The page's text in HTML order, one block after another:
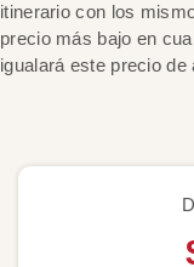
itinerario con los
precio más bajo en
igualará este precio